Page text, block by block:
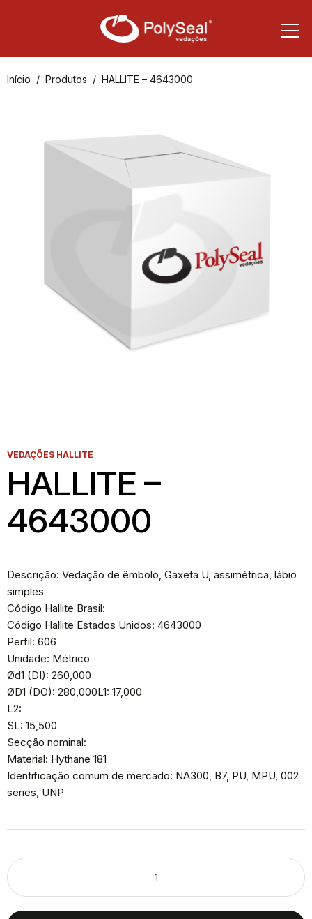
Início Produtos HALLITE – 4643000
VEDAÇÕES HALLITE
HALLITE –
4643000
Descrição: Vedação de êmbolo, Gaxeta U, assimétrica, lábio
simples
Código Hallite Brasil:
Código Hallite Estados Unidos: 4643000
Perfil: 606
Unidade: Métrico
Ød1 (DI): 260,000
ØD1 (DO): 280,000L1: 17,000
L2:
SL: 15,500
Secção nominal:
Material: Hythane 181
Identificação comum de mercado: NA300, B7, PU, MPU, 002
series, UNP